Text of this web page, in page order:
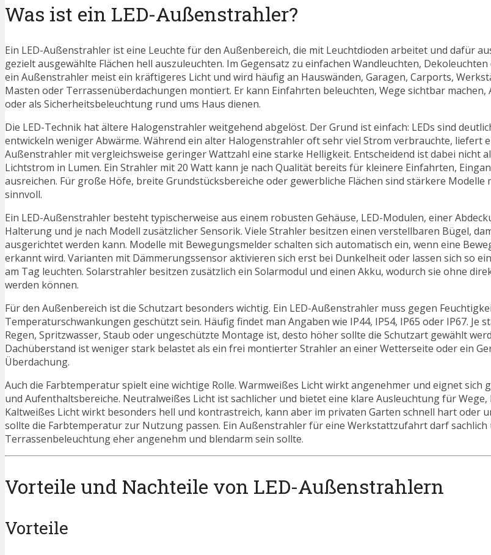
Was ist ein LED-Außenstrahler?
Ein LED-Außenstrahler ist eine Leuchte für den Außenbereich, die mit Leuchtdioden arbeitet und dafür
gezielt ausgewählte Flächen hell auszuleuchten. Im Gegensatz zu einfachen Wandleuchten,
ein Außenstrahler meist ein kräftigeres Licht und wird häufig an Hauswänden, Garagen, Carports,
Masten oder Terrassenüberdachungen montiert. Er kann Einfahrten beleuchten, Wege sichtbar machen,
oder als Sicherheitsbeleuchtung rund ums Haus dienen.
Die LED-Technik hat ältere Halogenstrahler weitgehend abgelöst. Der Grund ist einfach: LEDs sind
entwickeln weniger Abwärme. Während ein alter Halogenstrahler oft sehr viel Strom verbrauchte, liefert
Außenstrahler mit vergleichsweise geringer Wattzahl eine starke Helligkeit. Entscheidend ist dabei nicht
Lichtstrom in Lumen. Ein Strahler mit 20 Watt kann je nach Qualität bereits für kleinere Einfahrten,
ausreichen. Für große Höfe, breite Grundstücksbereiche oder gewerbliche Flächen sind stärkere
sinnvoll.
Ein LED-Außenstrahler besteht typischerweise aus einem robusten Gehäuse, LED-Modulen, einer
Halterung und je nach Modell zusätzlicher Sensorik. Viele Strahler besitzen einen verstellbaren Bügel,
ausgerichtet werden kann. Modelle mit Bewegungsmelder schalten sich automatisch ein, wenn eine
erkannt wird. Varianten mit Dämmerungssensor aktivieren sich erst bei Dunkelheit oder lassen sich so
am Tag leuchten. Solarstrahler besitzen zusätzlich ein Solarmodul und einen Akku, wodurch sie ohne
werden können.
Für den Außenbereich ist die Schutzart besonders wichtig. Ein LED-Außenstrahler muss gegen
Temperaturschwankungen geschützt sein. Häufig findet man Angaben wie IP44, IP54, IP65 oder IP67. Je
Regen, Spritzwasser, Staub oder ungeschützte Montage ist, desto höher sollte die Schutzart gewählt
Dachüberstand ist weniger stark belastet als ein frei montierter Strahler an einer Wetterseite oder ein
Überdachung.
Auch die Farbtemperatur spielt eine wichtige Rolle. Warmweißes Licht wirkt angenehmer und eignet sich
und Aufenthaltsbereiche. Neutralweißes Licht ist sachlicher und bietet eine klare Ausleuchtung für
Kaltweißes Licht wirkt besonders hell und kontrastreich, kann aber im privaten Garten schnell hart oder
sollte die Farbtemperatur zur Nutzung passen. Ein Außenstrahler für eine Werkstattzufahrt darf sachlich
Terrassenbeleuchtung eher angenehm und blendarm sein sollte.
Vorteile und Nachteile von LED-Außenstrahlern
Vorteile